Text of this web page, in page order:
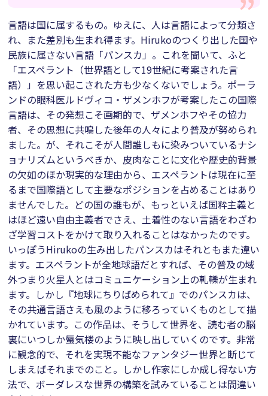
言語は国に属するもの。ゆえに、人は言語によって分類さ
れ、また差別も生まれ得ます。Hirukoのつくり出した国や
民族に属さない言語「パンスカ」。これを聞いて、ふと
「エスペラント（世界語として19世紀に考案された言
語）」を思い起こされた方も少なくないでしょう。ポーラ
ンドの眼科医ルドヴィコ・ザメンホフが考案したこの国際
言語は、その発想こそ画期的で、ザメンホフやその協力
者、その思想に共鳴した後年の人々により普及が努められ
ました。が、それこそが人間誰しもに染みついているナシ
ョナリズムというべきか、皮肉なことに文化や歴史的背景
の欠如のほか現実的な理由から、エスペラントは現在に至
るまで国際語として主要なポジションを占めることはあり
ませんでした。どの国の誰もが、もっといえば国粋主義と
はほど遠い自由主義者でさえ、土着性のない言語をわざわ
ざ学習コストをかけて取り入れることはなかったのです。
いっぽうHirukoの生み出したパンスカはそれともまた違い
ます。エスペラントが全地球語だとすれば、その普及の域
外つまり火星人とはコミュニケーション上の軋轢が生まれ
ます。しかし『地球にちりばめられて』でのパンスカは、
その共通言語さえも風のように移ろっていくものとして描
かれています。この作品は、そうして世界を、読む者の脳
裏にいつしか蜃気楼のように映し出していくのです。非常
に観念的で、それを実現不能なファンタジー世界と断じて
しまえばそれまでのこと。しかし作家にしか成し得ない方
法で、ボーダレスな世界の構築を試みていることは間違い